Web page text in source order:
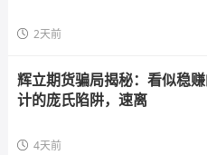
2天前
辉立期货骗局揭秘：看似稳
计的庞氏陷阱，速离
4天前